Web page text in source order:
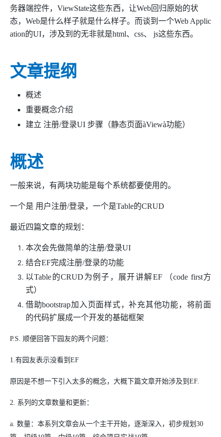
务器端控件，ViewState这些东西，让Web回归原始的状
态，Web是什么样子就是什么样子。而谈到一个Web Applic
ation的UI，涉及到的无非就是html、css、 js这些东西。
文章提纲
概述
重要概念介绍
建立 注册/登录UI 步骤（静态页面àViewà功能）
概述
一般来说，有两块功能是每个系统都要使用的。
一个是 用户注册/登录，一个是Table的CRUD
最近四篇文章的规划：
本次会先做简单的注册/登录UI
结合EF完成注册/登录的功能
以Table的CRUD为例子，展开讲解EF （code first方
式）
借助bootstrap加入页面样式，补充其他功能，将前面
的代码扩展成一个开发的基础框架
P.S. 顺便回答下园友的两个问题：
1.有园友表示没看到EF
原因是不想一下引入太多的概念，大概下篇文章开始涉及到EF.
2. 系列的文章数量和更新：
a. 数量：本系列文章会从一个主干开始，逐渐深入，初步规划30